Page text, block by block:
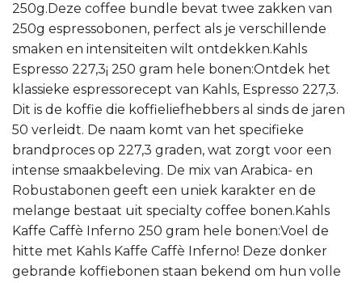
250g.Deze coffee bundle bevat twee zakken van
250g espressobonen, perfect als je verschillende
smaken en intensiteiten wilt ontdekken.Kahls
Espresso 227,3¡ 250 gram hele bonen:Ontdek het
klassieke espressorecept van Kahls, Espresso 227,3.
Dit is de koffie die koffieliefhebbers al sinds de jaren
50 verleidt. De naam komt van het specifieke
brandproces op 227,3 graden, wat zorgt voor een
intense smaakbeleving. De mix van Arabica- en
Robustabonen geeft een uniek karakter en de
melange bestaat uit specialty coffee bonen.Kahls
Kaffe Caffè Inferno 250 gram hele bonen:Voel de
hitte met Kahls Kaffe Caffè Inferno! Deze donker
gebrande koffiebonen staan bekend om hun volle